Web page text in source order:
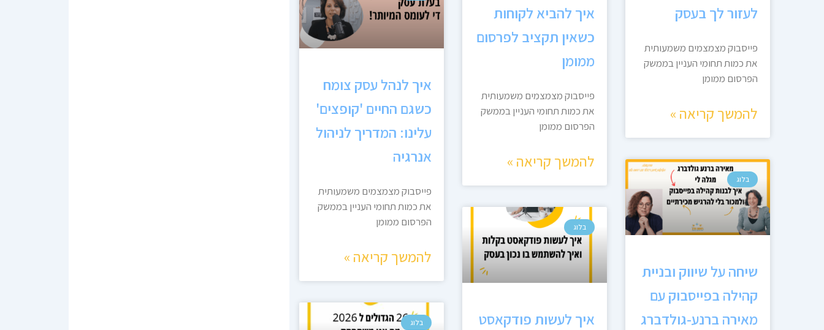
לעזור לך בעסק
פייסבוק מצמצמים משמעותית
את כמות תחומי העניין בממשק
הפרסום ממומן
להמשך קריאה »
איך להביא לקוחות
כשאין תקציב לפרסום
ממומן
פייסבוק מצמצמים משמעותית
את כמות תחומי העניין בממשק
הפרסום ממומן
להמשך קריאה »
איך לנהל עסק צומח
כשגם החיים 'קופצים'
עלינו: המדריך לניהול
אנרגיה
פייסבוק מצמצמים משמעותית
את כמות תחומי העניין בממשק
הפרסום ממומן
להמשך קריאה »
בלוג
שיחה על שיווק ובניית
קהילה בפייסבוק עם
מאירה ברנע-גולדברג
בלוג
איך לעשות פודקאסט
בלוג